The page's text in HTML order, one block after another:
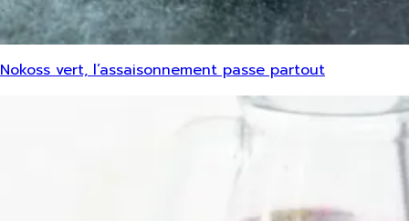
Nokoss vert, l’assaisonnement passe partout